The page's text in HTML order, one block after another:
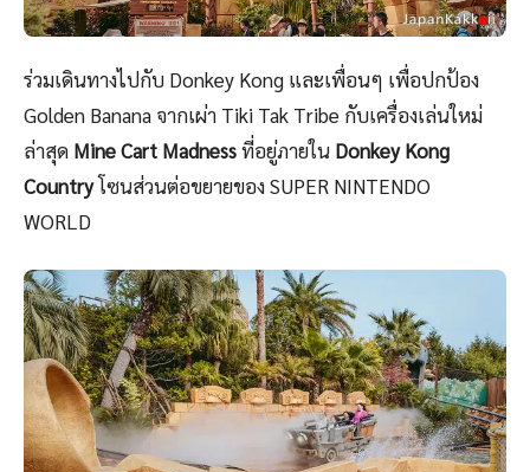
ร่วมเดินทางไปกับ Donkey Kong และเพื่อนๆ เพื่อปกป้อง
Golden Banana จากเผ่า Tiki Tak Tribe กับเครื่องเล่นใหม่
ล่าสุด Mine Cart Madnessที่อยู่ภายใน Donkey Kong
Countryโซนส่วนต่อขยายของ SUPER NINTENDO
WORLD